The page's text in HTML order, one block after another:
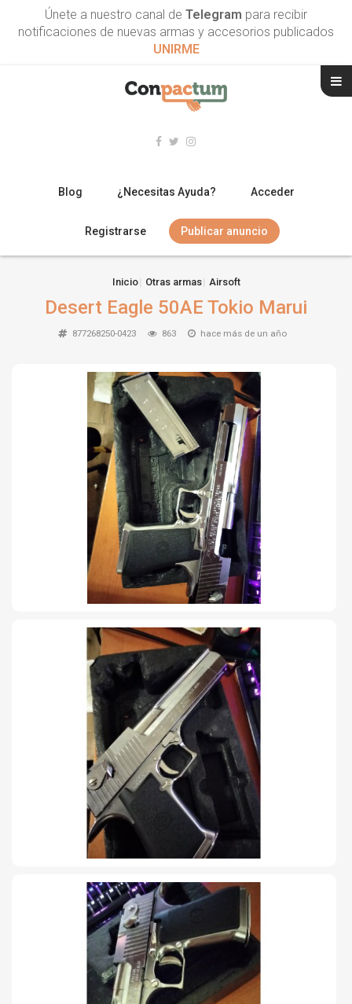
Únete a nuestro canal de Telegram para recibir
notificaciones de nuevas armas y accesorios publicados
UNIRME
Blog ¿Necesitas Ayuda? Acceder
Registrarse Publicar anuncio
ESCOPETAS
ARMAS CORTAS
TIRO Y COMPETICIÓN
AIRE COMPRIMIDO
OTRAS ARMAS
ACCESORIOS
Inicio Otras armas Airsoft
Desert Eagle 50AE Tokio Marui
877268250-0423 863 hace más de un año